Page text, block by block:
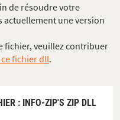
de résoudre votre
actuellement une version
fichier, veuillez contribuer
fichier dll.
: INFO-ZIP'S ZIP DLL